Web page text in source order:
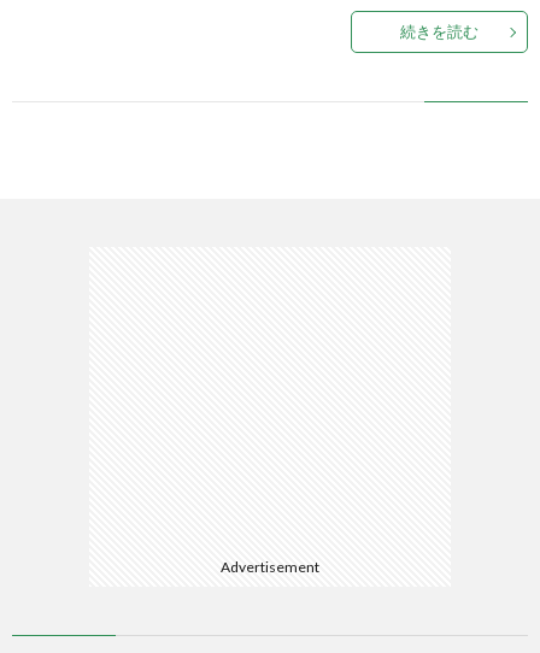
続きを読む
Advertisement